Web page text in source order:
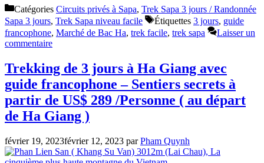
Catégories Circuits privés à Sapa, Trek Sapa 3 jours / Randonnée
Sapa 3 jours, Trek Sapa niveau facile Étiquettes 3 jours, guide
francophone, Marché de Bac Ha, trek facile, trek sapa
Laisser un
commentaire
Trekking de 3 jours à Ha Giang avec
guide francophone – Sentiers secrets à
partir de US$ 289 /Personne ( au départ
de Ha Giang )
février 19, 2023février 12, 2023 parPham Quynh